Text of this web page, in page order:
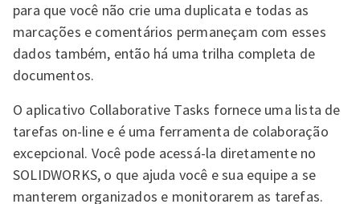
para que você não crie uma duplicata e todas as
marcações e comentários permaneçam com esses
dados também, então há uma trilha completa de
documentos.
O aplicativo Collaborative Tasks fornece uma lista de
tarefas on-line e é uma ferramenta de colaboração
excepcional. Você pode acessá-la diretamente no
SOLIDWORKS, o que ajuda você e sua equipe a se
manterem organizados e monitorarem as tarefas.